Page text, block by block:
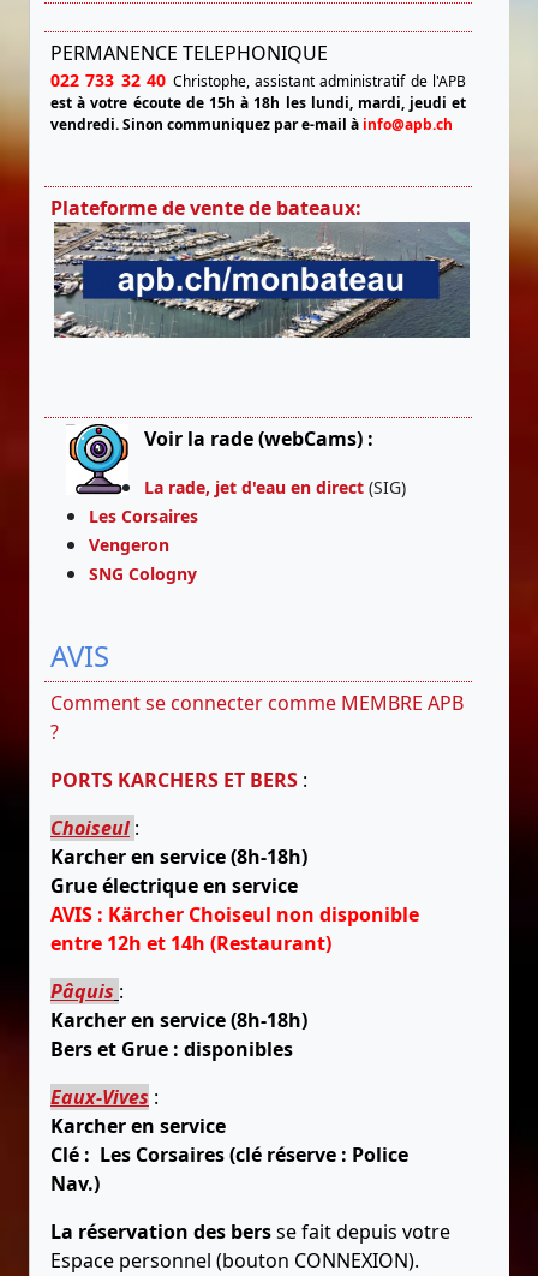
PERMANENCE TELEPHONIQUE
022 733 32 40 Christophe, assistant administratif de l'APB
est à votre écoute de 15h à 18h les lundi, mardi, jeudi et
vendredi.Sinon communiquez par e-mail à info@apb.ch
Plateforme de vente de bateaux:
Voir la rade (webCams) :
La rade, jet d'eau en direct(SIG)
Les Corsaires
Vengeron
SNG Cologny
AVIS
Comment se connecter comme MEMBRE APB
?
PORTS KARCHERS ET BERS :
Choiseul :
Karcher en service (8h-18h)
Grue électrique en service
AVIS : Kärcher Choiseul non disponible
entre 12h et 14h (Restaurant)
Pâquis :
Karcher en service (8h-18h)
Bers et Grue : disponibles
Eaux-Vives :
Karcher en service
Clé : Les Corsaires (clé réserve : Police
Nav.)
La réservation des bersse fait depuis votre
Espace personnel (bouton CONNEXION).